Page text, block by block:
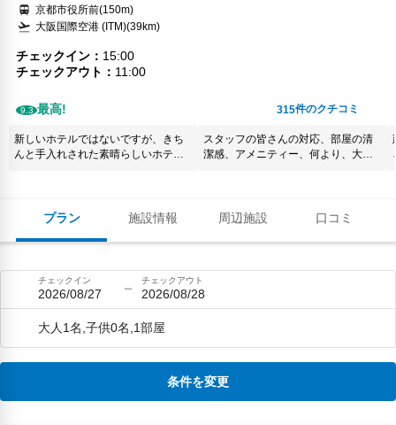
プラン 施設情報 周辺施設 口コミ
京都市役所前(150m)
大阪国際空港 (ITM)(39km)
チェックイン
15:00
チェックアウト
11:00
9.3 最高! 315件のクチコミ
新しいホテルではないですが、きち
んと手入れされた素晴らしいホテル
を呼ぶのに、ボーイさんがわざわざ
切でした。ぜひ、また宿泊したいで
スタッフの皆さんの対応、部屋の清
潔感、アメニティー、何より、大変
チェックイン
2026/08/27
チェックアウト
2026/08/28
大人1名,子供0名,1部屋
条件を変更